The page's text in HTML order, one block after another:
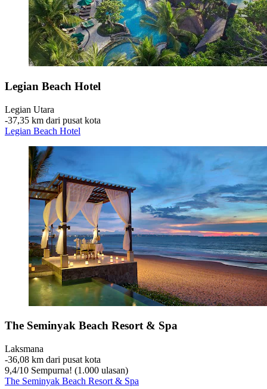
Legian Beach Hotel
Legian Utara
‐37,35 km dari pusat kota
Legian Beach Hotel
The Seminyak Beach Resort & Spa
Laksmana
‐36,08 km dari pusat kota
9,4/10 Sempurna! (1.000 ulasan)
The Seminyak Beach Resort & Spa